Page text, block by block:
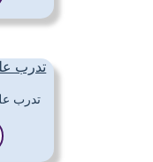
تدرب